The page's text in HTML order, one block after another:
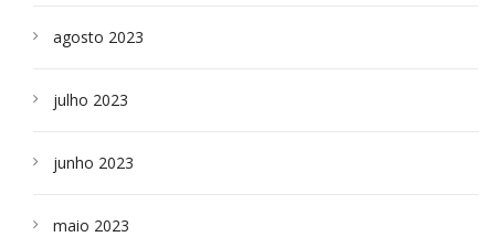
agosto 2023
julho 2023
junho 2023
maio 2023